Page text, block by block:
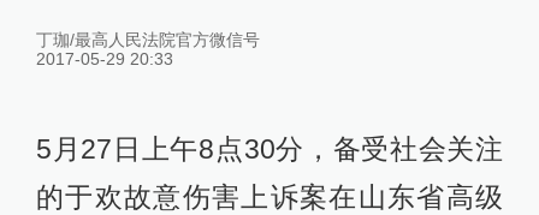
丁珈/最高人民法院官方微信号
2017-05-29 20:33
5月27日上午8点30分，备受社会关注
的于欢故意伤害上诉案在山东省高级